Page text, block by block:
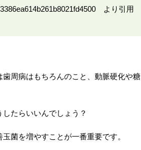
より引用
周病はもちろんのこと、動脈硬化や糖
たらいいんでしょう？
菌を増やすことが一番重要です。